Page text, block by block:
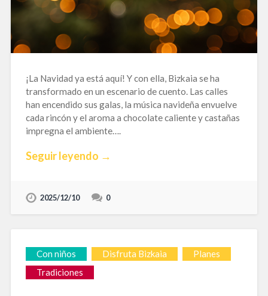
¡La Navidad ya está aquí! Y con ella, Bizkaia se ha
transformado en un escenario de cuento. Las calles
han encendido sus galas, la música navideña envuelve
cada rincón y el aroma a chocolate caliente y castañas
impregna el ambiente….
Seguir leyendo →
2025/12/10 0
Con niños Disfruta Bizkaia
Planes
Tradiciones